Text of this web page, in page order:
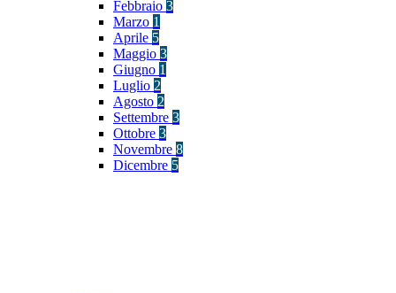
Febbraio 3
Marzo 1
Aprile 5
Maggio 3
Giugno 1
Luglio 2
Agosto 2
Settembre 3
Ottobre 3
Novembre 8
Dicembre 5